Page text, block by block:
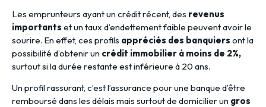
Les emprunteurs ayant un crédit récent, des revenus
importants et un taux d’endettement faible peuvent avoir le
sourire. En effet, ces profils appréciés des banquiers ont la
possibilité d’obtenir un crédit immobilier à moins de 2%,
surtout si la durée restante est inférieure à 20 ans.
Un profil rassurant, c’est l’assurance pour une banque d’être
remboursé dans les délais mais surtout de domicilier un gros